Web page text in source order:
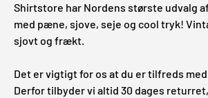
Shirtstore har Nordens største udvalg
med pæne, sjove, seje og cool tryk!
sjovt og frækt.
Det er vigtigt for os at du er tilfreds
Derfor tilbyder vi altid 30 dages